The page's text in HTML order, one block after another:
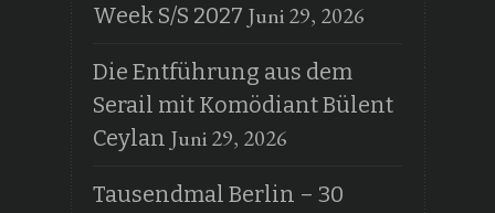
Week S/S 2027 Juni 29, 2026
Die Entführung aus dem
Serail mit Komödiant Bülent
Ceylan Juni 29, 2026
Tausendmal Berlin – 30